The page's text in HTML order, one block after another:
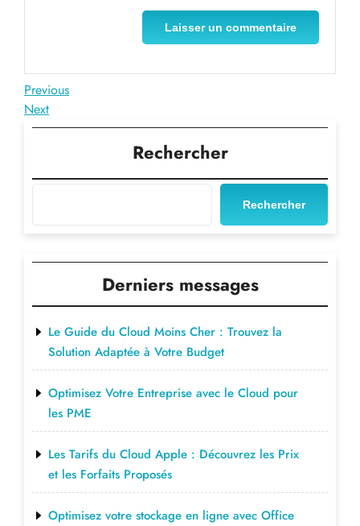
Navigation
de
Previous
Post
Previous
Next
Post
Next
Rechercher
Rechercher
Derniers messages
Le Guide du Cloud Moins Cher : Trouvez la
Solution Adaptée à Votre Budget
Optimisez Votre Entreprise avec le Cloud pour
les PME
Les Tarifs du Cloud Apple : Découvrez les Prix
et les Forfaits Proposés
Optimisez votre stockage en ligne avec Office